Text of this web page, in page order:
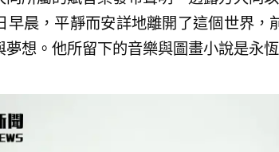
早晨，平靜而安詳地離開了這個世界，
想。他所留下的音樂與圖畫小說是永恆